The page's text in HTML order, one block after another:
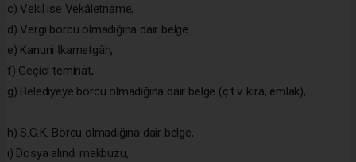
c) Vekil ise Vekâletname,
d) Vergi borcu olmadığına dair belge
e) Kanuni İkametgâh,
f) Geçici teminat,
g) Belediyeye borcu olmadığına dair belge (ç.t.v. kira, emlak),
h) S.G.K. Borcu olmadığına dair belge,
ı) Dosya alındı makbuzu,